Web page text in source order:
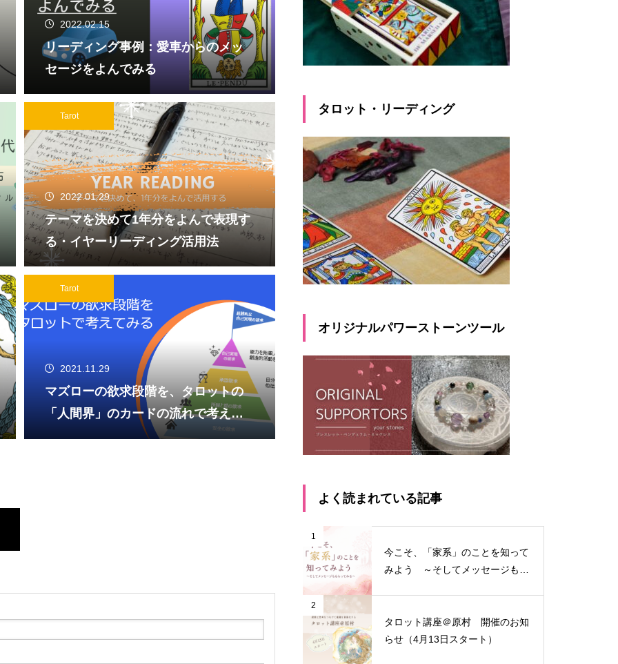
2022.02.15
リーディング事例：愛車からのメッ
セージをよんでみる
Tarot
2022.01.29
テーマを決めて1年分をよんで表現す
る・イヤーリーディング活用法
Tarot
2021.11.29
マズローの欲求段階を、タロットの
「人間界」のカードの流れで考えて
みる
タロット・リーディング
オリジナルパワーストーンツール
よく読まれている記事
1
今こそ、「家系」のことを知って
みよう ～そしてメッセージもも
2
タロット講座＠原村 開催のお知
らせ（4月13日スタート）